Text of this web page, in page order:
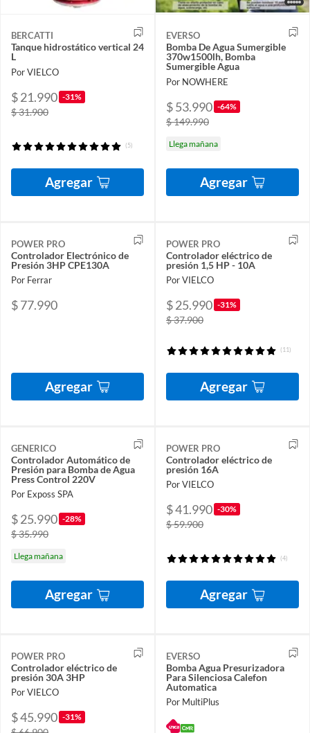
BERCATTI
Tanque hidrostático vertical 24
L
Por VIELCO
$ 21.990 -31%
$ 31.900
(5)
Agregar
EVERSO
Bomba De Agua Sumergible
370w1500lh, Bomba
Sumergible Agua
Por NOWHERE
$ 53.990 -64%
$ 149.990
Llega mañana
Agregar
POWER PRO
Controlador Electrónico de
Presión 3HP CPE130A
Por Ferrar
$ 77.990
Agregar
POWER PRO
Controlador eléctrico de
presión 1,5 HP - 10A
Por VIELCO
$ 25.990 -31%
$ 37.900
(11)
Agregar
GENERICO
Controlador Automático de
Presión para Bomba de Agua
Press Control 220V
Por Exposs SPA
$ 25.990 -28%
$ 35.990
Llega mañana
Agregar
POWER PRO
Controlador eléctrico de
presión 16A
Por VIELCO
$ 41.990 -30%
$ 59.900
(4)
Agregar
POWER PRO
Controlador eléctrico de
presión 30A 3HP
Por VIELCO
$ 45.990 -31%
EVERSO
Bomba Agua Presurizadora
Para Silenciosa Calefon
Automatica
Por MultiPlus